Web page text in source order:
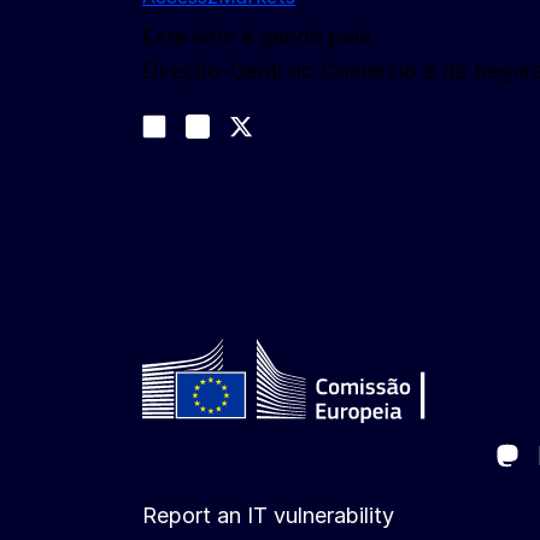
Este sítio é gerido pela:
Direção-Geral do Comércio e da
Join us on LinkedIn
Trade-Off podcast
Report an IT vulnerability